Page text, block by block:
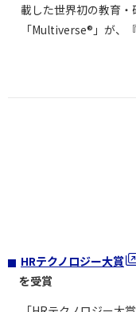
載した世界初の教育
「Multiverse®」が、
HRテクノロジー大賞
を受賞